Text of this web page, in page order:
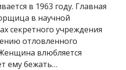
в 1963 году. Главная
в научной
секретного учреждения
отловленного
влюбляется
ему бежать…